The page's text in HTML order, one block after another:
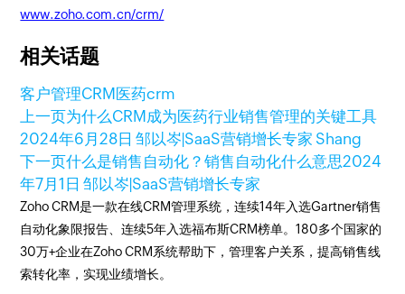
www.zoho.com.cn/crm/
相关话题
客户管理CRM 医药crm
上一页为什么CRM成为医药行业销售管理的关键工具
2024年6月28日 邹以岑|SaaS营销增长专家 Shang
下一页什么是销售自动化？销售自动化什么意思2024
年7月1日 邹以岑|SaaS营销增长专家
Zoho CRM是一款在线CRM管理系统，连续14年入选Gartner销售
自动化象限报告、连续5年入选福布斯CRM榜单。180多个国家的
30万+企业在Zoho CRM系统帮助下，管理客户关系，提高销售线
索转化率，实现业绩增长。